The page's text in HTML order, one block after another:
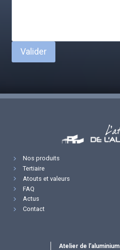
Valider
Nos produits
Tertiaire
Atouts et valeurs
FAQ
Actus
Contact
Atelier de l’aluminium